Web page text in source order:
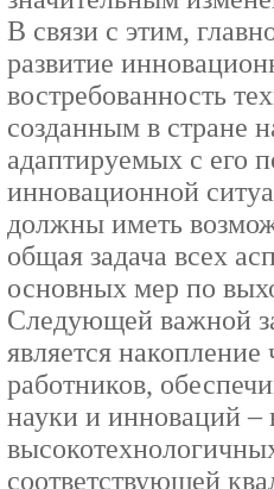
В связи с этим,
развитие
востребованность
созданным в стране
адаптируемых с его
инновационной
должны иметь
общая задача всех
основных мер по
Следующей важной
является
работников,
науки и инноваций –
соответствующей